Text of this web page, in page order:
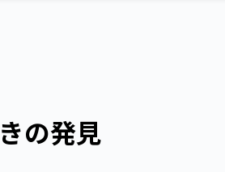
の発見